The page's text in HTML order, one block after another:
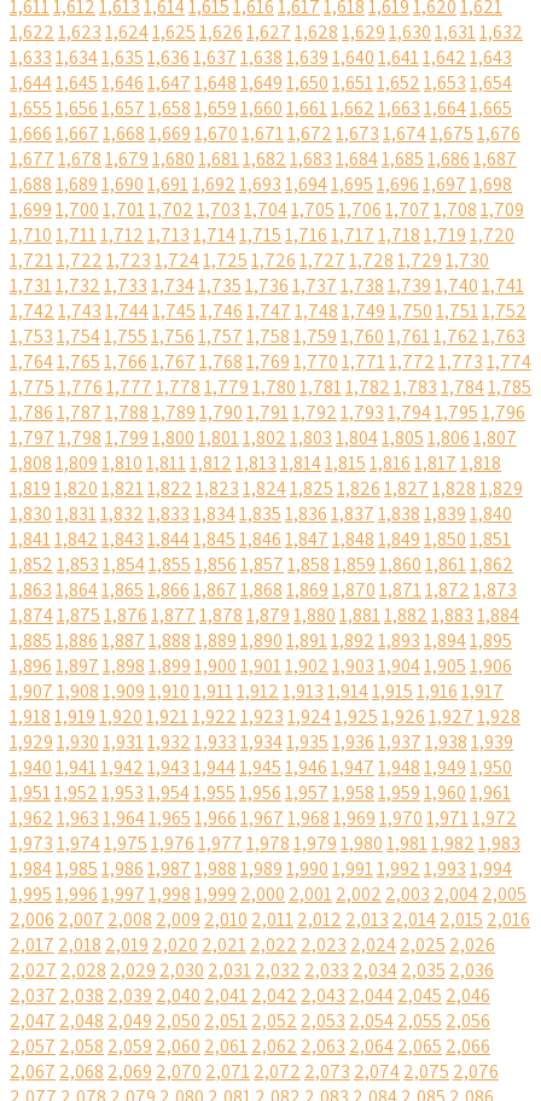
1,6111,6121,6131,6141,6151,6161,6171,6181,6191,6201,621
1,6221,6231,6241,6251,6261,6271,6281,6291,6301,6311,632
1,6331,6341,6351,6361,6371,6381,6391,6401,6411,6421,643
1,6441,6451,6461,6471,6481,6491,6501,6511,6521,6531,654
1,6551,6561,6571,6581,6591,6601,6611,6621,6631,6641,665
1,6661,6671,6681,6691,6701,6711,6721,6731,6741,6751,676
1,6771,6781,6791,6801,6811,6821,6831,6841,6851,6861,687
1,6881,6891,6901,6911,6921,6931,6941,6951,6961,6971,698
1,6991,7001,7011,7021,7031,7041,7051,7061,7071,7081,709
1,7101,7111,7121,7131,7141,7151,7161,7171,7181,7191,720
1,7211,7221,7231,7241,7251,7261,7271,7281,7291,730
1,7311,7321,7331,7341,7351,7361,7371,7381,7391,7401,741
1,7421,7431,7441,7451,7461,7471,7481,7491,7501,7511,752
1,7531,7541,7551,7561,7571,7581,7591,7601,7611,7621,763
1,7641,7651,7661,7671,7681,7691,7701,7711,7721,7731,774
1,7751,7761,7771,7781,7791,7801,7811,7821,7831,7841,785
1,7861,7871,7881,7891,7901,7911,7921,7931,7941,7951,796
1,7971,7981,7991,8001,8011,8021,8031,8041,8051,8061,807
1,8081,8091,8101,8111,8121,8131,8141,8151,8161,8171,818
1,8191,8201,8211,8221,8231,8241,8251,8261,8271,8281,829
1,8301,8311,8321,8331,8341,8351,8361,8371,8381,8391,840
1,8411,8421,8431,8441,8451,8461,8471,8481,8491,8501,851
1,8521,8531,8541,8551,8561,8571,8581,8591,8601,8611,862
1,8631,8641,8651,8661,8671,8681,8691,8701,8711,8721,873
1,8741,8751,8761,8771,8781,8791,8801,8811,8821,8831,884
1,8851,8861,8871,8881,8891,8901,8911,8921,8931,8941,895
1,8961,8971,8981,8991,9001,9011,9021,9031,9041,9051,906
1,9071,9081,9091,9101,9111,9121,9131,9141,9151,9161,917
1,9181,9191,9201,9211,9221,9231,9241,9251,9261,9271,928
1,9291,9301,9311,9321,9331,9341,9351,9361,9371,9381,939
1,9401,9411,9421,9431,9441,9451,9461,9471,9481,9491,950
1,9511,9521,9531,9541,9551,9561,9571,9581,9591,9601,961
1,9621,9631,9641,9651,9661,9671,9681,9691,9701,9711,972
1,9731,9741,9751,9761,9771,9781,9791,9801,9811,9821,983
1,9841,9851,9861,9871,9881,9891,9901,9911,9921,9931,994
1,9951,9961,9971,9981,999 2,000 2,0012,002 2,003 2,0042,005
2,006 2,007 2,008 2,009 2,010 2,0112,012 2,013 2,0142,015 2,016
2,017 2,018 2,019 2,020 2,0212,022 2,023 2,0242,025 2,026
2,027 2,028 2,029 2,030 2,0312,032 2,033 2,0342,035 2,036
2,037 2,038 2,039 2,040 2,0412,042 2,043 2,0442,045 2,046
2,047 2,048 2,049 2,050 2,0512,052 2,053 2,0542,055 2,056
2,057 2,058 2,059 2,060 2,0612,062 2,063 2,0642,065 2,066
2,067 2,068 2,069 2,070 2,0712,072 2,073 2,0742,075 2,076